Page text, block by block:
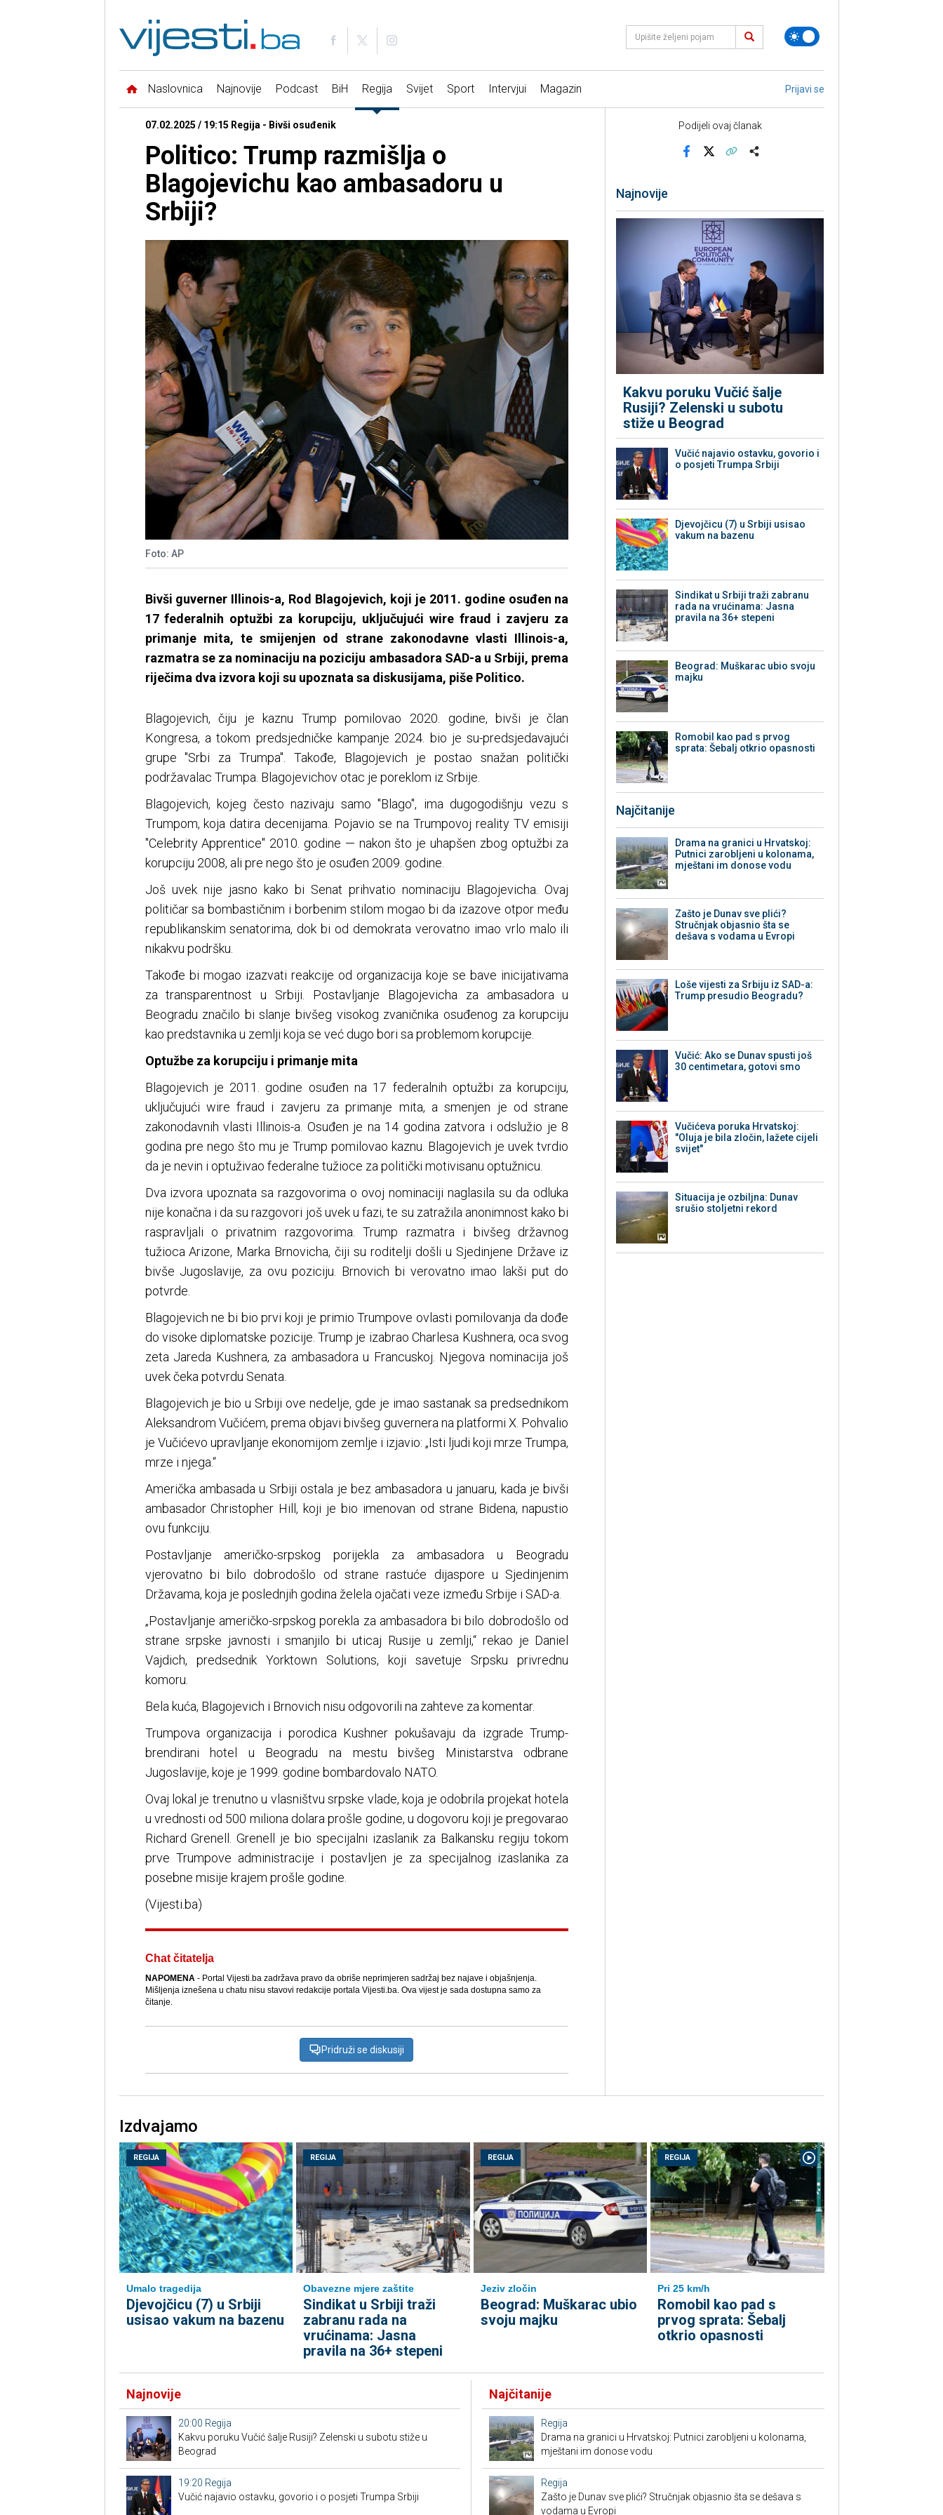
Naslovnica Najnovije Podcast BiH Regija Svijet Sport Intervjui Magazin Prijavi se
07.02.2025 / 19:15 Regija - Bivši osuđenik
Politico: Trump razmišlja o
Blagojevichu kao ambasadoru u
Srbiji?
Foto: AP
Bivši guverner Illinois-a, Rod Blagojevich, koji je 2011. godine osuđen na
17 federalnih optužbi za korupciju, uključujući wire fraud i zavjeru za
primanje mita, te smijenjen od strane zakonodavne vlasti Illinois-a,
razmatra se za nominaciju na poziciju ambasadora SAD-a u Srbiji, prema
riječima dva izvora koji su upoznata sa diskusijama, piše Politico.
Blagojevich, čiju je kaznu Trump pomilovao 2020. godine, bivši je član
Kongresa, a tokom predsjedničke kampanje 2024. bio je su-predsjedavajući
grupe "Srbi za Trumpa". Takođe, Blagojevich je postao snažan politički
podržavalac Trumpa. Blagojevichov otac je poreklom iz Srbije.
Blagojevich, kojeg često nazivaju samo "Blago", ima dugogodišnju vezu s
Trumpom, koja datira decenijama. Pojavio se na Trumpovoj reality TV emisiji
"Celebrity Apprentice" 2010. godine — nakon što je uhapšen zbog optužbi za
korupciju 2008, ali pre nego što je osuđen 2009. godine.
Još uvek nije jasno kako bi Senat prihvatio nominaciju Blagojevicha. Ovaj
političar sa bombastičnim i borbenim stilom mogao bi da izazove otpor među
republikanskim senatorima, dok bi od demokrata verovatno imao vrlo malo ili
nikakvu podršku.
Takođe bi mogao izazvati reakcije od organizacija koje se bave inicijativama
za transparentnost u Srbiji. Postavljanje Blagojevicha za ambasadora u
Beogradu značilo bi slanje bivšeg visokog zvaničnika osuđenog za korupciju
kao predstavnika u zemlji koja se već dugo bori sa problemom korupcije.
Optužbe za korupciju i primanje mita
Blagojevich je 2011. godine osuđen na 17 federalnih optužbi za korupciju,
uključujući wire fraud i zavjeru za primanje mita, a smenjen je od strane
zakonodavnih vlasti Illinois-a. Osuđen je na 14 godina zatvora i odslužio je 8
godina pre nego što mu je Trump pomilovao kaznu. Blagojevich je uvek tvrdio
da je nevin i optuživao federalne tužioce za politički motivisanu optužnicu.
Dva izvora upoznata sa razgovorima o ovoj nominaciji naglasila su da odluka
nije konačna i da su razgovori još uvek u fazi, te su zatražila anonimnost kako bi
raspravljali o privatnim razgovorima. Trump razmatra i bivšeg državnog
tužioca Arizone, Marka Brnovicha, čiji su roditelji došli u Sjedinjene Države iz
bivše Jugoslavije, za ovu poziciju. Brnovich bi verovatno imao lakši put do
potvrde.
Blagojevich ne bi bio prvi koji je primio Trumpove ovlasti pomilovanja da dođe
do visoke diplomatske pozicije. Trump je izabrao Charlesa Kushnera, oca svog
zeta Jareda Kushnera, za ambasadora u Francuskoj. Njegova nominacija još
uvek čeka potvrdu Senata.
Blagojevich je bio u Srbiji ove nedelje, gde je imao sastanak sa predsednikom
Aleksandrom Vučićem, prema objavi bivšeg guvernera na platformi X. Pohvalio
je Vučićevo upravljanje ekonomijom zemlje i izjavio: „Isti ljudi koji mrze Trumpa,
mrze i njega.“
Američka ambasada u Srbiji ostala je bez ambasadora u januaru, kada je bivši
ambasador Christopher Hill, koji je bio imenovan od strane Bidena, napustio
ovu funkciju.
Postavljanje američko-srpskog porijekla za ambasadora u Beogradu
vjerovatno bi bilo dobrodošlo od strane rastuće dijaspore u Sjedinjenim
Državama, koja je poslednjih godina želela ojačati veze između Srbije i SAD-a.
„Postavljanje američko-srpskog porekla za ambasadora bi bilo dobrodošlo od
strane srpske javnosti i smanjilo bi uticaj Rusije u zemlji,“ rekao je Daniel
Vajdich, predsednik Yorktown Solutions, koji savetuje Srpsku privrednu
komoru.
Bela kuća, Blagojevich i Brnovich nisu odgovorili na zahteve za komentar.
Trumpova organizacija i porodica Kushner pokušavaju da izgrade Trump-
brendirani hotel u Beogradu na mestu bivšeg Ministarstva odbrane
Jugoslavije, koje je 1999. godine bombardovalo NATO.
Ovaj lokal je trenutno u vlasništvu srpske vlade, koja je odobrila projekat hotela
u vrednosti od 500 miliona dolara prošle godine, u dogovoru koji je pregovarao
Richard Grenell. Grenell je bio specijalni izaslanik za Balkansku regiju tokom
prve Trumpove administracije i postavljen je za specijalnog izaslanika za
posebne misije krajem prošle godine.
(Vijesti.ba)
Chat čitatelja
NAPOMENA- Portal Vijesti.ba zadržava pravo da obriše neprimjeren sadržaj bez najave i objašnjenja.
Mišljenja iznešena u chatu nisu stavovi redakcije portala Vijesti.ba. Ova vijest je sada dostupna samo za
čitanje.
Pridruži se diskusiji
Podijeli ovaj članak
Najnovije
Kakvu poruku Vučić šalje
Rusiji? Zelenski u subotu
stiže u Beograd
Vučić najavio ostavku, govorio i
o posjeti Trumpa Srbiji
Djevojčicu (7) u Srbiji usisao
vakum na bazenu
Sindikat u Srbiji traži zabranu
rada na vrućinama: Jasna
pravila na 36+ stepeni
Beograd: Muškarac ubio svoju
majku
Romobil kao pad s prvog
sprata: Šebalj otkrio opasnosti
Najčitanije
Drama na granici u Hrvatskoj:
Putnici zarobljeni u kolonama,
mještani im donose vodu
Zašto je Dunav sve plići?
Stručnjak objasnio šta se
dešava s vodama u Evropi
Loše vijesti za Srbiju iz SAD-a:
Trump presudio Beogradu?
Vučić: Ako se Dunav spusti još
30 centimetara, gotovi smo
Vučićeva poruka Hrvatskoj:
"Oluja je bila zločin, lažete cijeli
svijet"
Situacija je ozbiljna: Dunav
srušio stoljetni rekord
Izdvajamo
REGIJA
Umalo tragedija
Djevojčicu (7) u Srbiji
usisao vakum na bazenu
REGIJA
Obavezne mjere zaštite
Sindikat u Srbiji traži
zabranu rada na
vrućinama: Jasna
pravila na 36+ stepeni
REGIJA
Jeziv zločin
Beograd: Muškarac ubio
svoju majku
REGIJA
Pri 25 km/h
Romobil kao pad s
prvog sprata: Šebalj
otkrio opasnosti
Najnovije
20:00 Regija
Kakvu poruku Vučić šalje Rusiji? Zelenski u subotu stiže u
Beograd
19:20 Regija
Vučić najavio ostavku, govorio i o posjeti Trumpa Srbiji
Najčitanije
Regija
Drama na granici u Hrvatskoj: Putnici zarobljeni u kolonama,
mještani im donose vodu
Regija
Zašto je Dunav sve plići? Stručnjak objasnio šta se dešava s
vodama u Evropi